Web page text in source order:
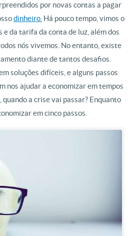
por novas contas a pagar
dinheiro. Há pouco tempo, vimos o
da tarifa da conta de luz, além dos
nós vivemos. No entanto, existe
diante de tantos desafios.
soluções difíceis, e alguns passos
nos ajudar a economizar em tempos
a crise vai passar? Enquanto
em cinco passos.